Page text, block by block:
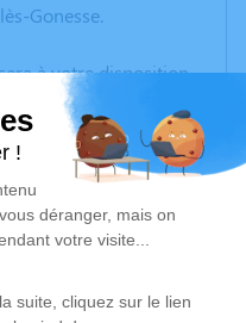
Gonesse.
à votre disposition
sur le cancer.
hommage est
Je rends hommage